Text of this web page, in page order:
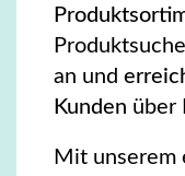
an und
Kunden über
Mit unserem